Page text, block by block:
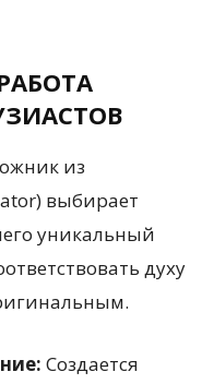
из
выбирает
уникальный
духу
Создается